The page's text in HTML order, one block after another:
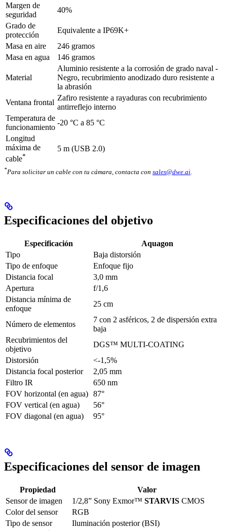
Margen de
seguridad
40%
Grado de
protección
Equivalente a IP69K+
Masa en aire
246 gramos
Masa en agua
146 gramos
Material
Aluminio resistente a la corrosión de grado naval -
Negro, recubrimiento anodizado duro resistente a
la abrasión
Ventana frontal
Zafiro resistente a rayaduras con recubrimiento
antirreflejo interno
Temperatura de
funcionamiento
-20 °C a 85 °C
Longitud
máxima de
cable*
5 m (USB 2.0)
*Para solicitar un cable con tu cámara, contacta con sales@dwe.ai
Especificaciones del objetivo
Especificación
Aquagon
Tipo
Baja distorsión
Tipo de enfoque
Enfoque fijo
Distancia focal
3,0 mm
Apertura
f/1,6
Distancia mínima de
enfoque
25 cm
Número de elementos
7 con 2 asféricos, 2 de dispersión extra
baja
Recubrimientos del
objetivo
DGS™ MULTI-COATING
Distorsión
<-1,5%
Distancia focal posterior
2,05 mm
Filtro IR
650 nm
FOV horizontal (en agua) 87°
FOV vertical (en agua)
56°
FOV diagonal (en agua)
95°
Especificaciones del sensor de imagen
Propiedad
Valor
Sensor de imagen
1/2,8” Sony Exmor™ STARVIS CMOS
Color del sensor
RGB
Tipo de sensor
Iluminación posterior (BSI)